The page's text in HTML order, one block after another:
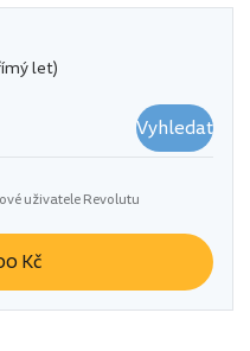
let)
Vyhledat
uživatele Revolutu
Kč